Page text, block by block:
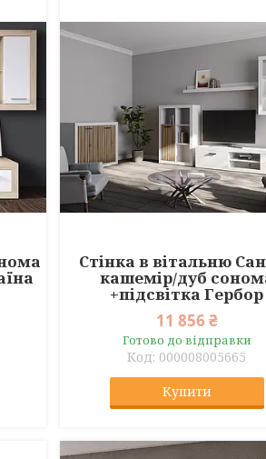
Стінка в вітальню
кашемір/дуб
+підсвітка Гербор
11 856 ₴
Готово до відправки
000008005665
Купити